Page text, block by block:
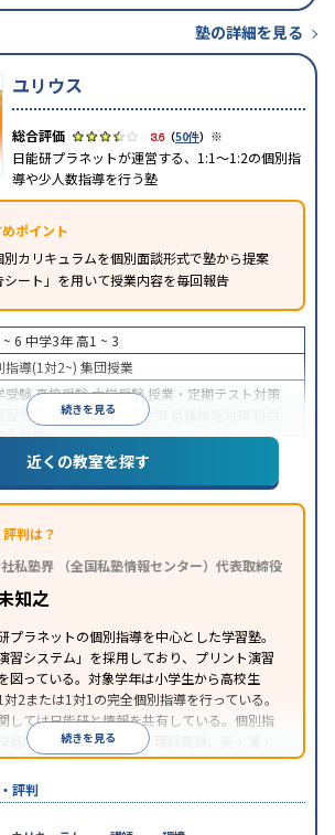
塾の詳細を見る
ユリウス
3.6（50件） ※
日能研プラネットが運営する、1:1～1:2の個別指
導や少人数指導を行う塾
ポイント
別カリキュラムを個別面談形式で塾から提案
シート」を用いて授業内容を毎回報告
続きを見る
~ 6 中学3年高1 ~ 3
指導(1対2~) 集団授業
受験高校受験大学受験 授業・定期テスト対策
習慣の定着学校別特化対策
化対策
の振替可能1科目から受講可能
校高学年の個別指導塾アンケート調査方法を参
近くの教室を探す
判は？
私塾界 （全国私塾情報センター）代表取締役
知之
プラネットの個別指導を中心とした学習塾。
習システム」を採用しており、プリント演習
図っている。対象学年は小学生から高校生
2または1対1の完全個別指導を行っている。
しては日能研と情報を共有している。個別指
低学年のグループ学習、理科実験、英・漢・
導も受けることができる。
続きを見る
評判